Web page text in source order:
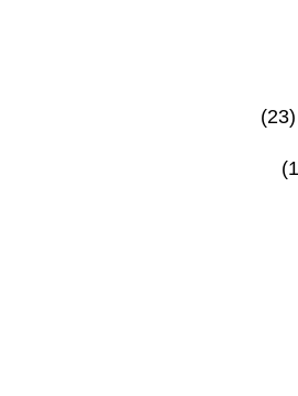
(23)